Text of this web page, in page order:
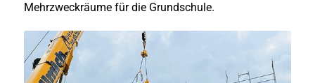
Mehrzweckräume für die Grundschule.